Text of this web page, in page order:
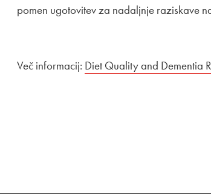
pomen ugotovitev za nadaljnje raziskave
Več informacij: Zunanja povezava na
Diet Quality and Dementia